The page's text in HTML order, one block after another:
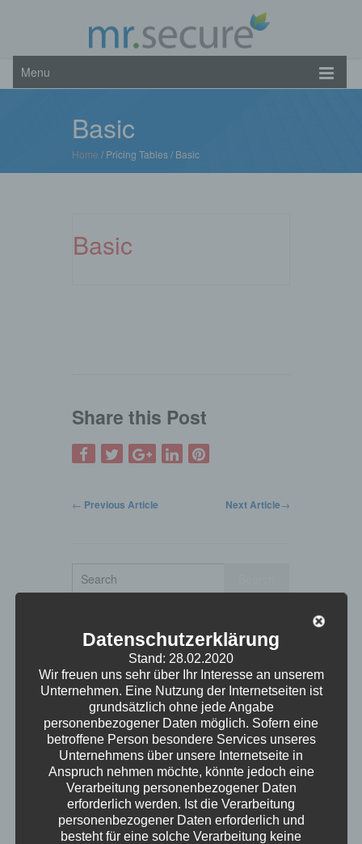
Menu
Basic
Home / Pricing Tables / Basic
Basic
Share this Post
← Previous Article Next Article→
Search
SiteCategories
(5)
Datenrettung(3)
Exchange(3)
FastBilling(2)
Konservativ(1)
mr.secure Seite(24)
Preistabelle(2)
Produkte(11)
Datenschutzerklärung
Stand: 28.02.2020
Wir freuen uns sehr über Ihr Interesse an unserem
Unternehmen. Eine Nutzung der Internetseiten ist
grundsätzlich ohne jede Angabe
personenbezogener Daten möglich. Sofern eine
betroffene Person besondere Services unseres
Unternehmens über unsere Internetseite in
Anspruch nehmen möchte, könnte jedoch eine
Verarbeitung personenbezogener Daten
erforderlich werden. Ist die Verarbeitung
personenbezogener Daten erforderlich und
besteht für eine solche Verarbeitung keine